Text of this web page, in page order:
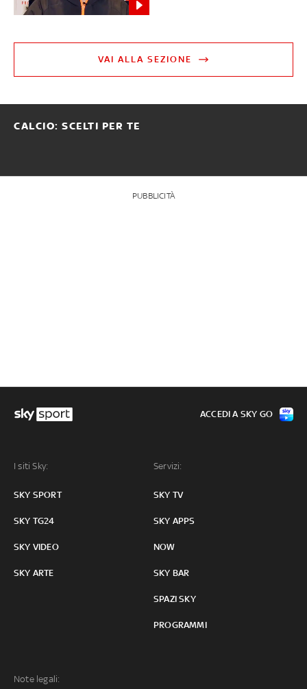
VAI ALLA SEZIONE
CALCIO: SCELTI PER TE
PUBBLICITÀ
I siti Sky:
SKY SPORT
SKY TG24
SKY VIDEO
SKY ARTE
Servizi:
SKY TV
SKY APPS
NOW
SKY BAR
SPAZI SKY
PROGRAMMI
Note legali:
ACCEDI A SKY GO